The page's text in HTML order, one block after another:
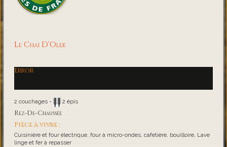
Le Chai D'Olek
Error
2 couchages - 2 épis
Rez-De-Chaussée
Pièce à vivre :
Cuisinière et four électrique, four à micro-ondes, cafetière, bouilloire, Lave
linge et fer à repasser